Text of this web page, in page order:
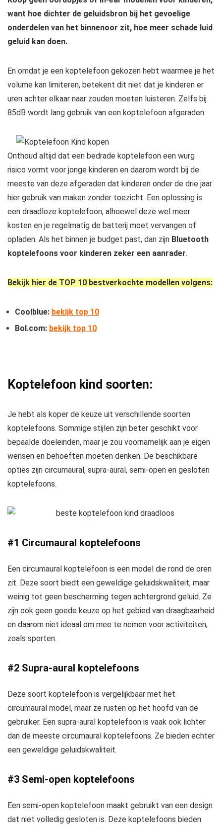
want hoe dichter de geluidsbron bij het gevoelige
onderdelen van het binnenoor zit, hoe meer schade luid
geluid kan doen.
En omdat je een koptelefoon gekozen hebt waarmee je het
volume kan limiteren, betekent dit niet dat je kinderen er
uren achter elkaar naar zouden moeten luisteren. Zelfs bij
85dB wordt lang gebruik van een koptelefoon afgeraden.
Onthoud altijd dat een bedrade koptelefoon een wurg
risico vormt voor jonge kinderen en daarom wordt bij de
meeste van deze afgeraden dat kinderen onder de drie jaar
hier gebruik van maken zonder toezicht. Een oplossing is
een draadloze koptelefoon, alhoewel deze wel meer
kosten en je regelmatig de batterij moet vervangen of
opladen. Als het binnen je budget past, dan zijn Bluetooth
koptelefoons voor kinderen zeker een aanrader.
Bekijk hier de TOP 10 bestverkochte modellen volgens:
Coolblue: bekijk top 10
Bol.com: bekijk top 10
Koptelefoon kind soorten:
Je hebt als koper de keuze uit verschillende soorten
koptelefoons. Sommige stijlen zijn beter geschikt voor
bepaalde doeleinden, maar je zou voornamelijk aan je eigen
wensen en behoeften moeten denken. De beschikbare
opties zijn circumaural, supra-aural, semi-open en gesloten
koptelefoons.
#1 Circumaural koptelefoons
Een circumaural koptelefoon is een model die rond de oren
zit. Deze soort biedt een geweldige geluidskwaliteit, maar
weinig tot geen bescherming tegen achtergrond geluid. Ze
zijn ook geen goede keuze op het gebied van draagbaarheid
en daarom niet ideaal om mee te nemen voor activiteiten,
zoals sporten.
#2 Supra-aural koptelefoons
Deze soort koptelefoon is vergelijkbaar met het
circumaural model, maar ze rusten op het hoofd van de
gebruiker. Een supra-aural koptelefoon is vaak ook lichter
dan de meeste circumaural koptelefoons. Ze bieden echter
een geweldige geluidskwaliteit.
#3 Semi-open koptelefoons
Een semi-open koptelefoon maakt gebruikt van een design
dat niet volledig gesloten is. Deze koptelefoons bieden